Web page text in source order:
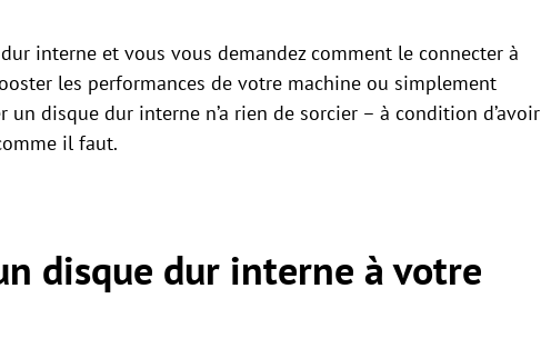
interne et vous vous demandez comment le connecter à
les performances de votre machine ou simplement
un disque dur interne n’a rien de sorcier – à condition d’avoir
il faut.
disque dur interne à votre